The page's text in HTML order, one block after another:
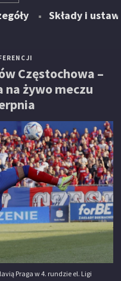
Składy i
Częstochowa –
na żywo meczu
Praga w 4. rundzie el. Ligi